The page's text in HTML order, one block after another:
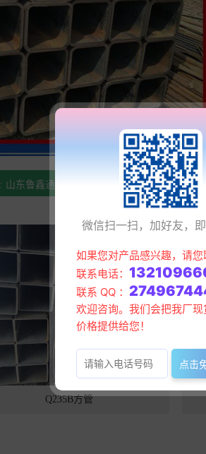
山东鲁鑫通金属材料有限公司
产品展示 > Q235B方管
Q235B方管
微信扫一扫，加好友，
如果您对产品感兴趣，请您
联系电话：
联系 QQ ：
欢迎咨询。我们会把我厂现
价格提供给您！
点击